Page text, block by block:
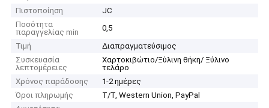
Πιστοποίηση
JC
Ποσότητα
παραγγελίας min
0,5
Τιμή
Διαπραγματεύσιμος
Συσκευασία
λεπτομέρειες
Χαρτοκιβώτιο/Ξύλινη θήκη/ Ξύλινο
τελάρο
Χρόνος παράδοσης
1-2 ημέρες
Όροι πληρωμής
T/T, Western Union, PayPal